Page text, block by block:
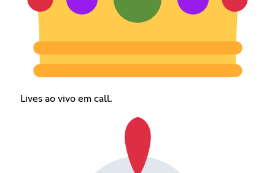
Lives ao vivo em call.